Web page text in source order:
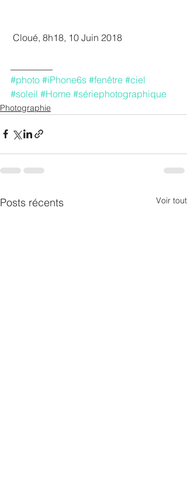
Cloué, 8h18, 10 Juin 2018
#photo #iPhone6s #fenêtre #ciel
#soleil #Home #sériephotographique
Photographie
Posts récents Voir tout